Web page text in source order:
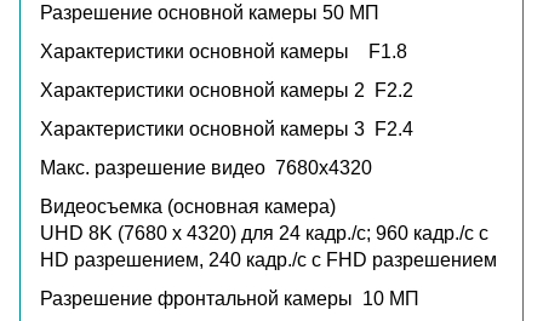
Разрешение основной камеры 50 МП
Характеристики основной камеры
F1.8
Характеристики основной камеры 2
F2.2
Характеристики основной камеры 3 F2.4
Макс. разрешение видео 7680x4320
Видеосъемка (основная камера)
UHD 8K (7680 x 4320) для 24 кадр./c; 960 кадр./с с
HD разрешением, 240 кадр./с с FHD разрешением
Разрешение фронтальной камеры 10 МП